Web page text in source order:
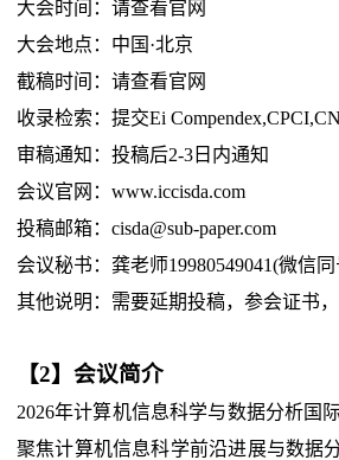
大会时间： 请查看官网
大会地点：中国·北京
截稿时间： 请查看官网
收录检索：提交Ei
审稿通知：投稿后2-3日内通知
会议官网： www.iccisda.com
投稿邮箱：cisda@sub-paper.com
会议秘书：龚老师19980549041(微信
其他说明：需要延期投稿，参会证书
【2】会议简介
2026年计算机信息科学与数据分析
聚焦计算机信息科学前沿进展与数据